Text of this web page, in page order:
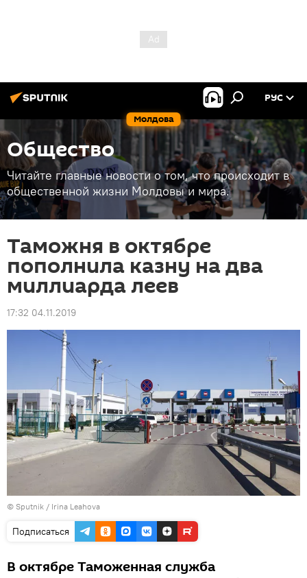
Молдова
РУС
Общество
Читайте главные новости о том, что происходит в
общественной жизни Молдовы и мира.
Таможня в октябре
пополнила казну на два
миллиарда леев
17:32 04.11.2019
© Sputnik / Irina Leahova
Подписаться
В октябре Таможенная служба